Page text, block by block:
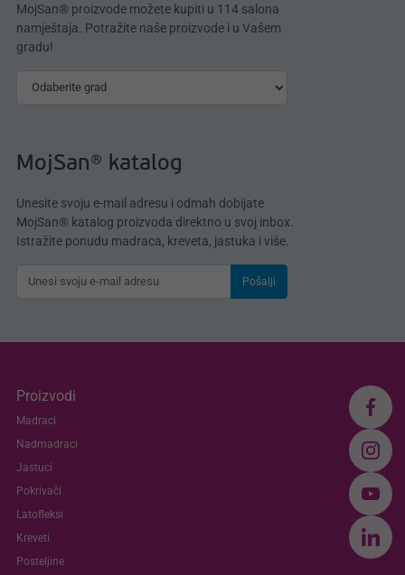
MojSan® proizvode možete kupiti u 114 salona
namještaja. Potražite naše proizvode i u Vašem
gradu!
MojSan® katalog
Unesite svoju e-mail adresu i odmah dobijate
MojSan® katalog proizvoda direktno u svoj inbox.
Istražite ponudu madraca, kreveta, jastuka i više.
Pošalji
Proizvodi
Madraci
Nadmadraci
Jastuci
Pokrivači
Latofleksi
Kreveti
Posteljine